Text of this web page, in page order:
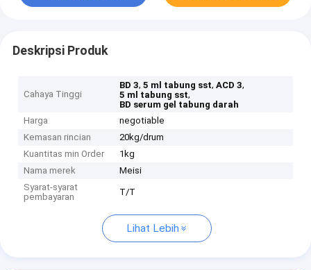
Deskripsi Produk
Cahaya Tinggi
BD 3,5 ml tabung sst,ACD 3,
5 ml tabung sst,
BD serum gel tabung darah
Harga
negotiable
Kemasan rincian
20kg/drum
Kuantitas min Order
1kg
Nama merek
Meisi
Syarat-syarat
pembayaran
T/T
Lihat Lebih